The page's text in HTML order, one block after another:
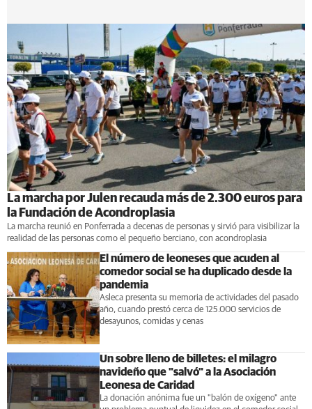
La marcha por Julen recauda más de 2.300 euros para
la Fundación de Acondroplasia
La marcha reunió en Ponferrada a decenas de personas y sirvió para visibilizar la
realidad de las personas como el pequeño berciano, con acondroplasia
El número de leoneses que acuden al
comedor social se ha duplicado desde la
pandemia
Asleca presenta su memoria de actividades del pasado
año, cuando prestó cerca de 125.000 servicios de
desayunos, comidas y cenas
Un sobre lleno de billetes: el milagro
navideño que "salvó" a la Asociación
Leonesa de Caridad
La donación anónima fue un "balón de oxígeno" ante